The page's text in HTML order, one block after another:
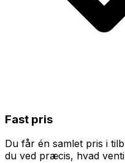
Fast pris
Du får én samlet pris i
du ved præcis, hvad